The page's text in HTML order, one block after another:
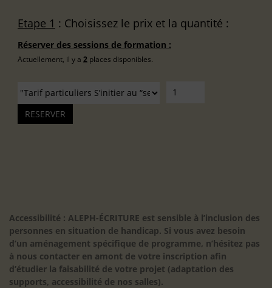
Etape 1 : Choisissez le prix et la quantité :
Réserver des sessions de formation :
Actuellement, il y a 2 places disponibles.
Accessibilité : ALEPH-ÉCRITURE est sensible à l’inclusion des
personnes en situation de handicap. Si vous avez besoin
d’un aménagement spécifique de programme, n’hésitez pas
à nous contacter en amont de votre inscription afin
d’étudier la faisabilité de votre projet (adaptation des
supports, accessibilité de nos salles).